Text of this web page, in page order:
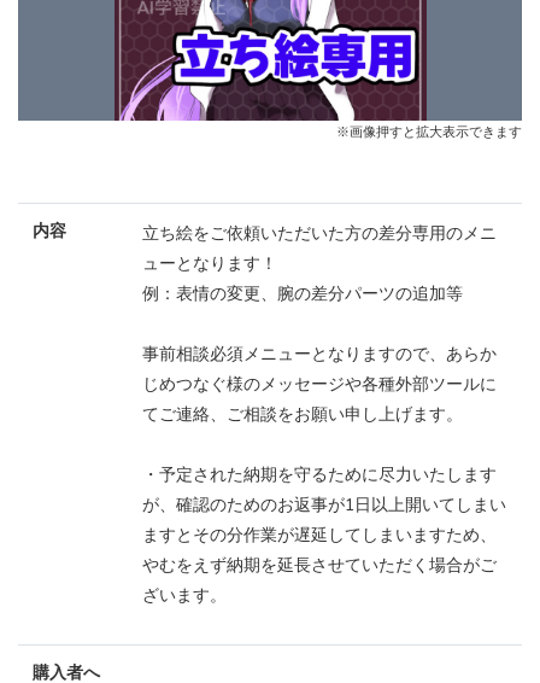
※画像押すと拡大表示できます
内容
立ち絵をご依頼いただいた方の差分専用のメニ
ューとなります！
例：表情の変更、腕の差分パーツの追加等
事前相談必須メニューとなりますので、あらか
じめつなぐ様のメッセージや各種外部ツールに
てご連絡、ご相談をお願い申し上げます。
・予定された納期を守るために尽力いたします
が、確認のためのお返事が1日以上開いてしまい
ますとその分作業が遅延してしまいますため、
やむをえず納期を延長させていただく場合がご
ざいます。
購入者へ